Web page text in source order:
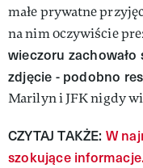
małe prywatne
na nim oczywiście
wieczoru
zdjęcie - podobno
Marilyn i JFK nigdy
CZYTAJ TAKŻE: W
szokujące